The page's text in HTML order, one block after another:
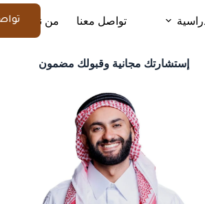
تواصل معنا من نحن
إستشارتك مجانية وقبولك مضمون